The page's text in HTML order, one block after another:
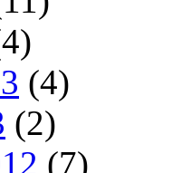
(4)
(2)
(7)